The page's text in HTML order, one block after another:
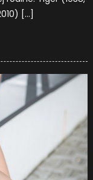
[…]